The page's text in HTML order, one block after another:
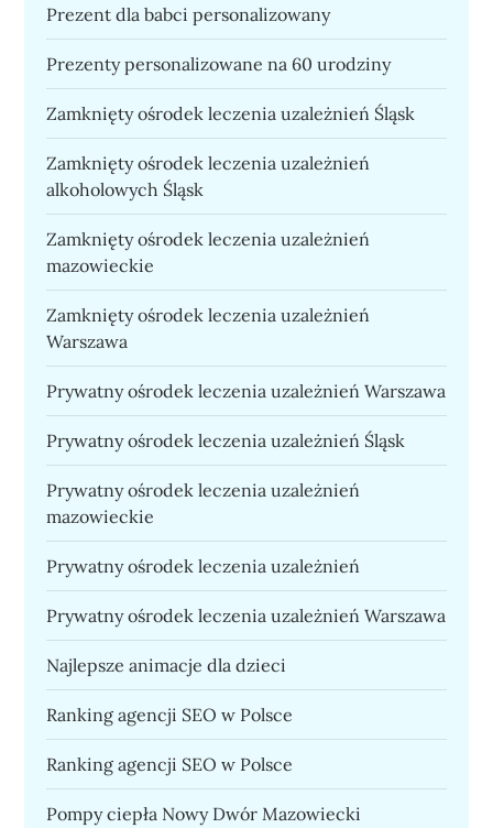
Prezent dla babci personalizowany
Prezenty personalizowane na 60 urodziny
Zamknięty ośrodek leczenia uzależnień Śląsk
Zamknięty ośrodek leczenia uzależnień
alkoholowych Śląsk
Zamknięty ośrodek leczenia uzależnień
mazowieckie
Zamknięty ośrodek leczenia uzależnień
Warszawa
Prywatny ośrodek leczenia uzależnień Warszawa
Prywatny ośrodek leczenia uzależnień Śląsk
Prywatny ośrodek leczenia uzależnień
mazowieckie
Prywatny ośrodek leczenia uzależnień
Prywatny ośrodek leczenia uzależnień Warszawa
Najlepsze animacje dla dzieci
Ranking agencji SEO w Polsce
Ranking agencji SEO w Polsce
Pompy ciepła Nowy Dwór Mazowiecki